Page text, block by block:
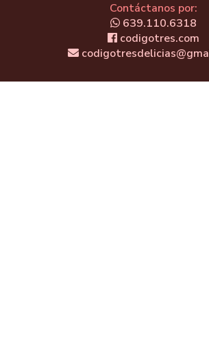
Contáctanos por:
639.110.6318
codigotres.com